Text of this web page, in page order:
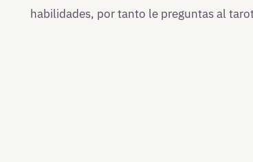
habilidades, por tanto le preguntas al